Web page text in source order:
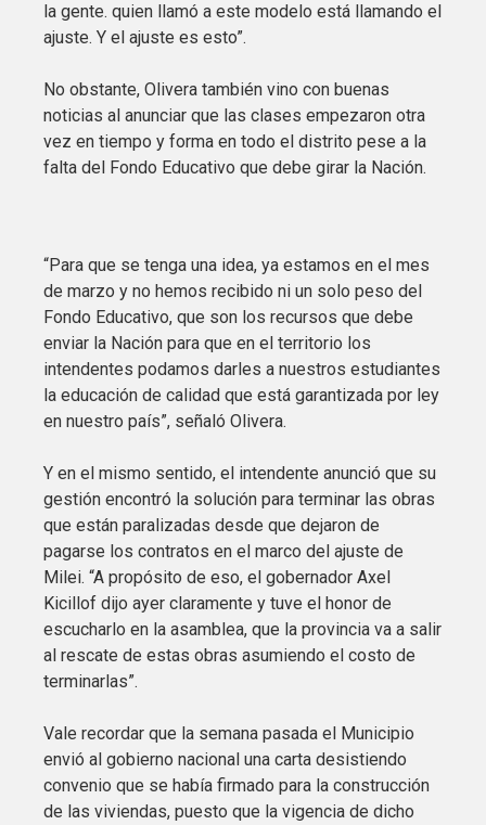
la gente. quien llamó a este modelo está llamando el
ajuste. Y el ajuste es esto”.
No obstante, Olivera también vino con buenas
noticias al anunciar que las clases empezaron otra
vez en tiempo y forma en todo el distrito pese a la
falta del Fondo Educativo que debe girar la Nación.
“Para que se tenga una idea, ya estamos en el mes
de marzo y no hemos recibido ni un solo peso del
Fondo Educativo, que son los recursos que debe
enviar la Nación para que en el territorio los
intendentes podamos darles a nuestros estudiantes
la educación de calidad que está garantizada por ley
en nuestro país”, señaló Olivera.
Y en el mismo sentido, el intendente anunció que su
gestión encontró la solución para terminar las obras
que están paralizadas desde que dejaron de
pagarse los contratos en el marco del ajuste de
Milei. “A propósito de eso, el gobernador Axel
Kicillof dijo ayer claramente y tuve el honor de
escucharlo en la asamblea, que la provincia va a salir
al rescate de estas obras asumiendo el costo de
terminarlas”.
Vale recordar que la semana pasada el Municipio
envió al gobierno nacional una carta desistiendo
convenio que se había firmado para la construcción
de las viviendas, puesto que la vigencia de dicho